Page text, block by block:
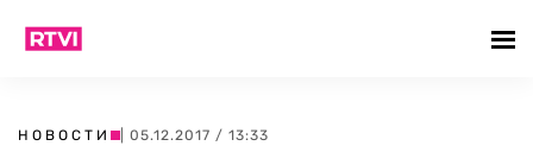
НОВОСТИ | 05.12.2017 / 13:33